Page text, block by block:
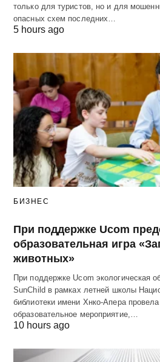
только для туристов, но и для
опасных схем последних…
5 hours ago
БИЗНЕС
При поддержке Ucom
образовательная игра
животных»
При поддержке Ucom экологическая
SunChild в рамках летней школы
библиотеки имени Хнко-Апера провела
образовательное мероприятие,…
10 hours ago